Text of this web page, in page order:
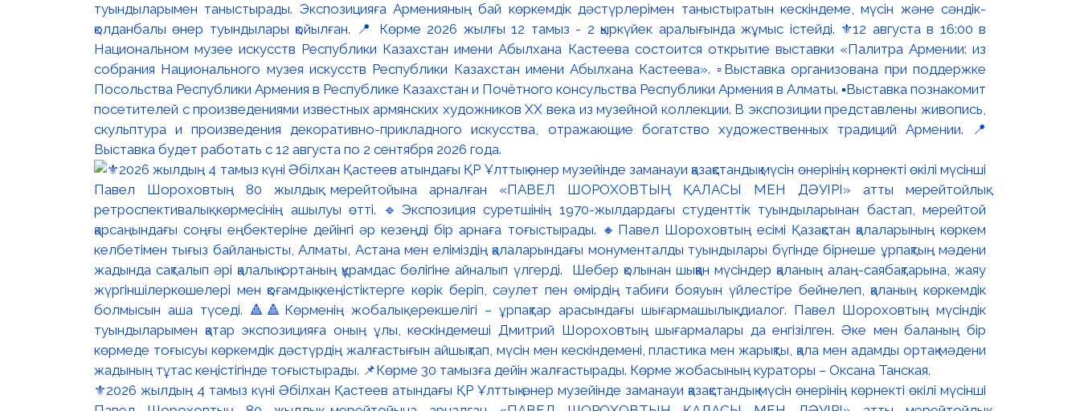
туындыларымен таныстырады. Экспозицияға Арменияның бай көркемдік дәстүрлерімен таныстыратын кескіндеме, мүсін және сәндік-
қолданбалы өнер туындылары қойылған. 📍 Көрме 2026 жылғы 12 тамыз - 2 қыркүйек аралығында жұмыс істейді. ⚜️12 августа в 16:00 в
Национальном музее искусств Республики Казахстан имени Абылхана Кастеева состоится открытие выставки «Палитра Армении: из
собрания Национального музея искусств Республики Казахстан имени Абылхана Кастеева». ▫️Выставка организована при поддержке
Посольства Республики Армения в Республике Казахстан и Почётного консульства Республики Армения в Алматы. ▪️Выставка познакомит
посетителей с произведениями известных армянских художников XX века из музейной коллекции. В экспозиции представлены живопись,
скульптура и произведения декоративно-прикладного искусства, отражающие богатство художественных традиций Армении. 📍
Выставка будет работать с 12 августа по 2 сентября 2026 года.
⚜️2026 жылдың 4 тамыз күні Әбілхан Қастеев атындағы ҚР Ұлттық өнер музейінде заманауи қазақстандық мүсін өнерінің көрнекті өкілі мүсінші